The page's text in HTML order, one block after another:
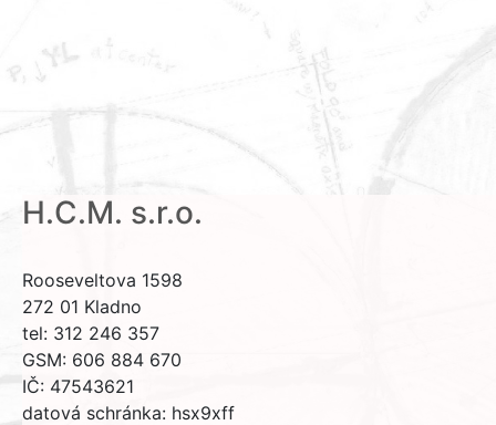
H.C.M. s.r.o.
Rooseveltova 1598
272 01 Kladno
tel: 312 246 357
GSM: 606 884 670
IČ: 47543621
datová schránka: hsx9xff